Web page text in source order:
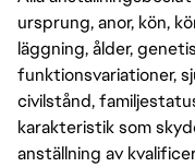
ursprung, anor, kön,
läggning, ålder,
funktionsvariationer,
civilstånd,
karakteristik som
anställning av